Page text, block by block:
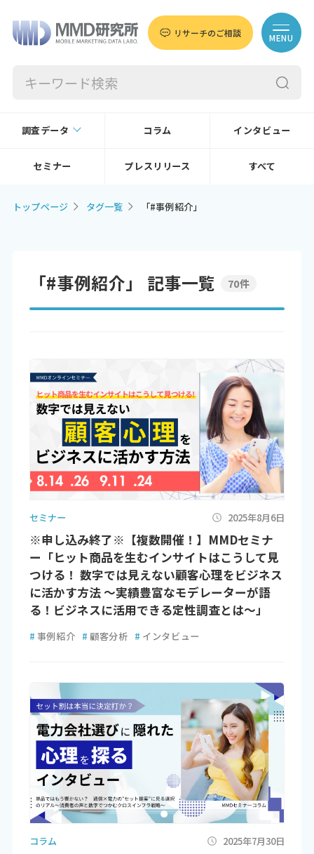
リサーチのご相談 MENU
調査データ コラム インタビュー
セミナー プレスリリース すべて
トップページ タグ一覧 「#事例紹介」
「#事例紹介」 記事一覧 70件
セミナー 2025年8月6日
※申し込み終了※【複数開催！】MMDセミナ
ー「ヒット商品を生むインサイトはこうして見
つける！ 数字では見えない顧客心理をビジネス
に活かす方法 ～実績豊富なモデレーターが語
る！ビジネスに活用できる定性調査とは～」
# 事例紹介 # 顧客分析 # インタビュー
コラム 2025年7月30日